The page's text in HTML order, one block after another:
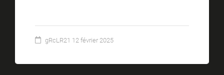
gRcLR21 12 février 2025